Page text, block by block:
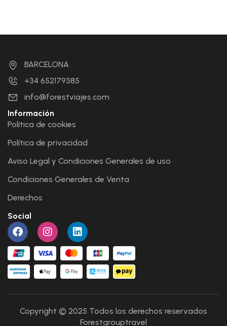
BARCELONA
+34 652179385
info@forestviajes.com
Información
Política de cookies
Política de privacidad
Aviso Legal y Condiciones Generales de uso
Condiciones Generales de Venta
Derechos
Social
Copyright © 2025 Todos los derechos reservados
Forestgrouptravel